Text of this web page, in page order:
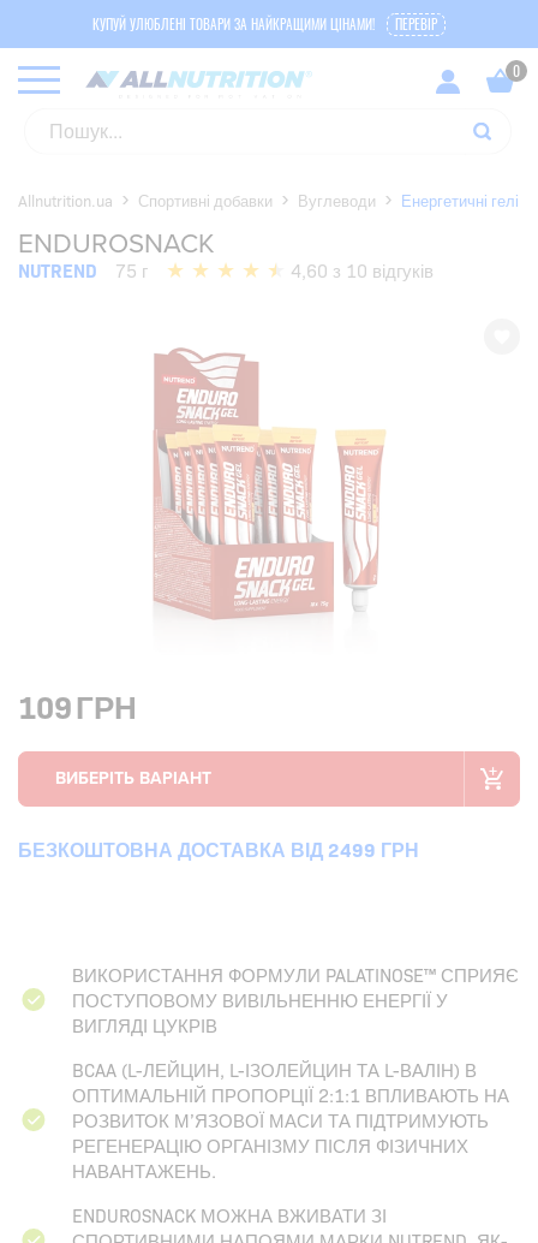
КУПУЙ УЛЮБЛЕНІ ТОВАРИ ЗА НАЙКРАЩИМИ ЦІНАМИ! ПЕРЕВІР
Allnutrition.ua Спортивні добавки Вуглеводи Енергетичні гелі
ENDUROSNACK
NUTREND 75 г 4,60 з 10 відгуків
109ГРН
БЕЗКОШТОВНА ДОСТАВКА ВІД 2499 ГРН
ВИКОРИСТАННЯ ФОРМУЛИ PALATINOSE™ СПРИЯЄ
ПОСТУПОВОМУ ВИВІЛЬНЕННЮ ЕНЕРГІЇ У
ВИГЛЯДІ ЦУКРІВ
BCAA (L-ЛЕЙЦИН, L-ІЗОЛЕЙЦИН ТА L-ВАЛІН) В
ОПТИМАЛЬНІЙ ПРОПОРЦІЇ 2:1:1 ВПЛИВАЮТЬ НА
РОЗВИТОК М’ЯЗОВОЇ МАСИ ТА ПІДТРИМУЮТЬ
РЕГЕНЕРАЦІЮ ОРГАНІЗМУ ПІСЛЯ ФІЗИЧНИХ
НАВАНТАЖЕНЬ.
ENDUROSNACK МОЖНА ВЖИВАТИ ЗІ